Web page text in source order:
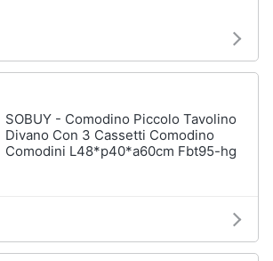
SOBUY - Comodino Piccolo Tavolino
Divano Con 3 Cassetti Comodino
Comodini L48*p40*a60cm Fbt95-hg